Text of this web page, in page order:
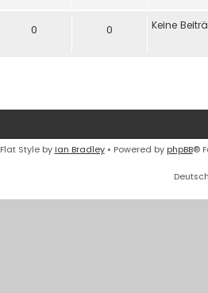
0 0 Keine
Flat Style by Ian Bradley• Powered by phpBB®